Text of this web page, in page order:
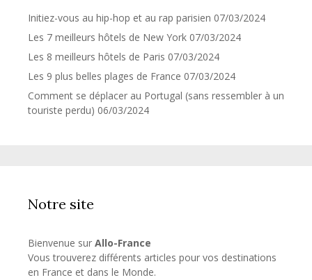
Initiez-vous au hip-hop et au rap parisien 07/03/2024
Les 7 meilleurs hôtels de New York 07/03/2024
Les 8 meilleurs hôtels de Paris 07/03/2024
Les 9 plus belles plages de France 07/03/2024
Comment se déplacer au Portugal (sans ressembler à un
touriste perdu) 06/03/2024
Notre site
Bienvenue sur Allo-France
Vous trouverez différents articles pour vos destinations
en France et dans le Monde.